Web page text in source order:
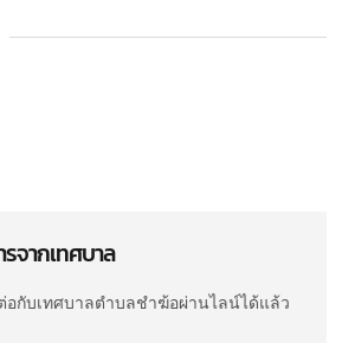
จากเทศบาล
กับเทศบาลตำบลชำฆ้อผ่านไลน์ได้แล้ว